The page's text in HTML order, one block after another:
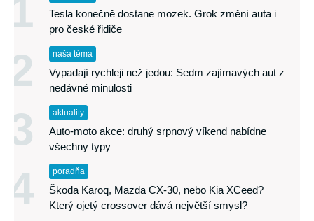
1
Tesla konečně dostane mozek. Grok změní auta i
pro české řidiče
2 naša téma
Vypadají rychleji než jedou: Sedm zajímavých aut z
nedávné minulosti
3 aktuality
Auto-moto akce: druhý srpnový víkend nabídne
všechny typy
4 poradňa
Škoda Karoq, Mazda CX-30, nebo Kia XCeed?
Který ojetý crossover dává největší smysl?